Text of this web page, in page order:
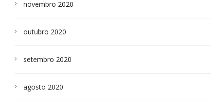
novembro 2020
outubro 2020
setembro 2020
agosto 2020